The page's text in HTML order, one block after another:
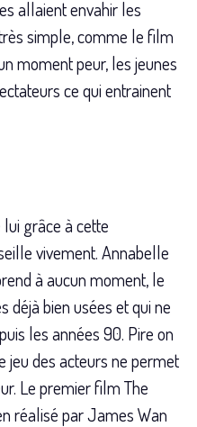
allaient envahir les
simple, comme le film
moment peur, les jeunes
ce qui entrainent
grâce à cette
vivement. Annabelle
à aucun moment, le
déjà bien usées et qui ne
les années 90. Pire on
jeu des acteurs ne permet
Le premier film The
réalisé par James Wan